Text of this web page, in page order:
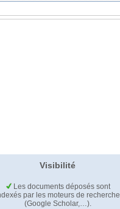
Visibilité
Les documents déposés sont
par les moteurs de recherche
(Google Scholar,…).